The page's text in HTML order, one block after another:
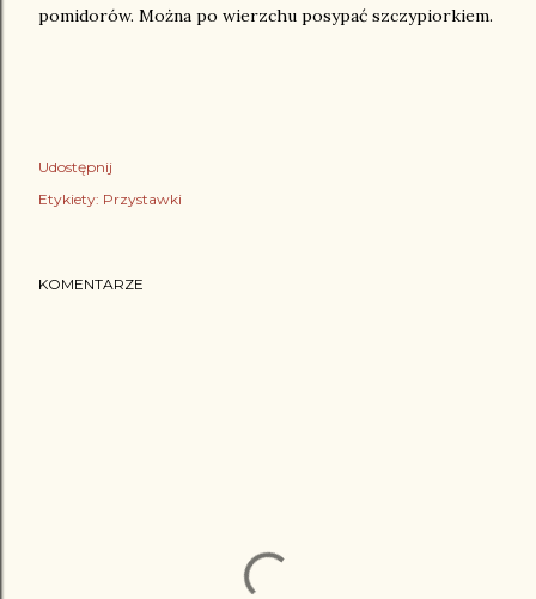
pomidorów. Można po wierzchu posypać szczypiorkiem.
Udostępnij
Etykiety: Przystawki
KOMENTARZE